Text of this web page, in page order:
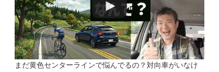
まだ黄色センターラインで悩んでるの？対向車がいなけ